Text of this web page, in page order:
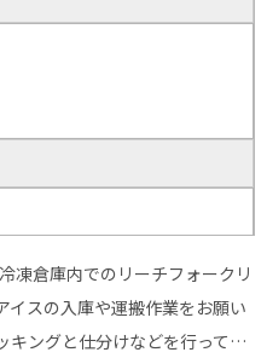
倉庫内でのリーチフォークリ
イスの入庫や運搬作業をお願い
キングと仕分けなどを行って…